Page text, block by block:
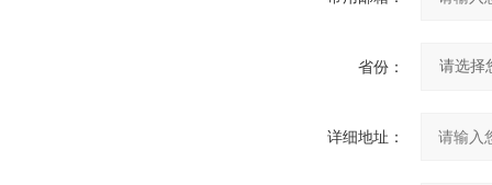
省份：
详细地址：